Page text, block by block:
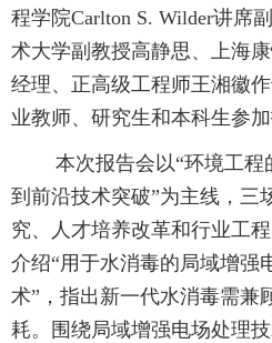
程学院Carlton S. Wilder讲席
术大学副教授高静思、上海
经理、正高级工程师王湘徽
业教师、研究生和本科生参加
本次报告会以“环境工程
到前沿技术突破”为主线，三
究、人才培养改革和行业工
介绍“用于水消毒的局域增强
术” ，指出新一代水消毒需
耗。围绕局域增强电场处理